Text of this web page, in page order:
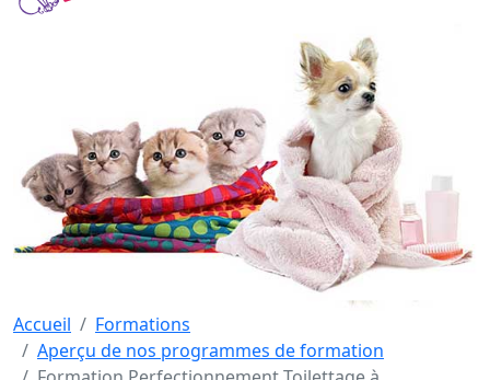
Accueil
Formations
Aperçu de nos programmes de formation